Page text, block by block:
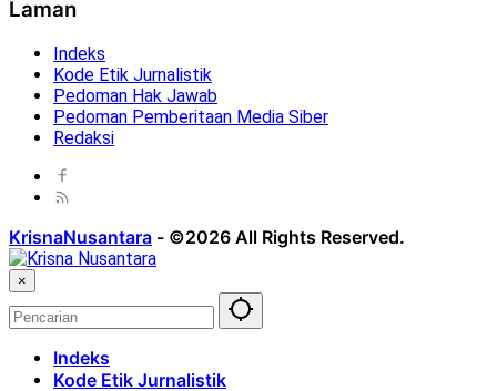
Laman
Indeks
Kode Etik Jurnalistik
Pedoman Hak Jawab
Pedoman Pemberitaan Media Siber
Redaksi
KrisnaNusantara - ©2026 All Rights Reserved.
×
Indeks
Kode Etik Jurnalistik